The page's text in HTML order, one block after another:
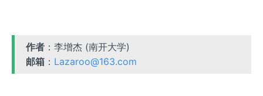
作者 ：李增杰 (南开大学)
邮箱 ： Lazaroo@163.com